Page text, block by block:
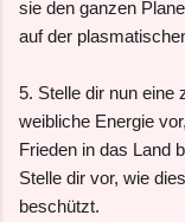
sie den ganzen
auf der
5. Stelle dir nun eine
weibliche Energie
Frieden in das Land
Stelle dir vor, wie
beschützt.